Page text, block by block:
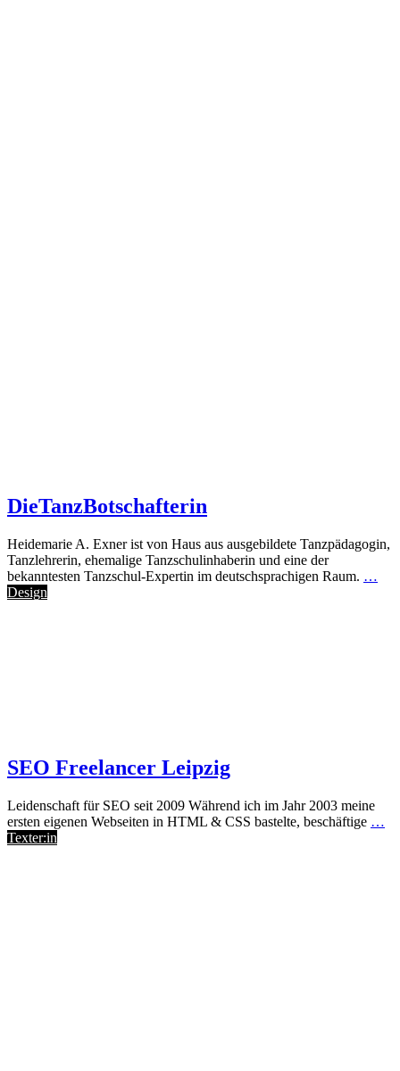
DieTanzBotschafterin
Heidemarie A. Exner ist von Haus aus ausgebildete Tanzpädagogin,
Tanzlehrerin, ehemalige Tanzschulinhaberin und eine der
bekanntesten Tanzschul-Expertin im deutschsprachigen Raum. …
Design
SEO Freelancer Leipzig
Leidenschaft für SEO seit 2009 Während ich im Jahr 2003 meine
ersten eigenen Webseiten in HTML & CSS bastelte, beschäftige …
Texter:in